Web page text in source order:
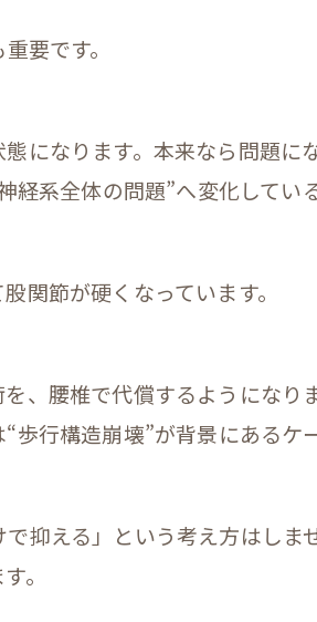
要です。
になります。本来なら問題
経系全体の問題”へ変化してい
関節が硬くなっています。
、腰椎で代償するようにな
歩行構造崩壊”が背景にあるケ
抑える」という考え方はし
。